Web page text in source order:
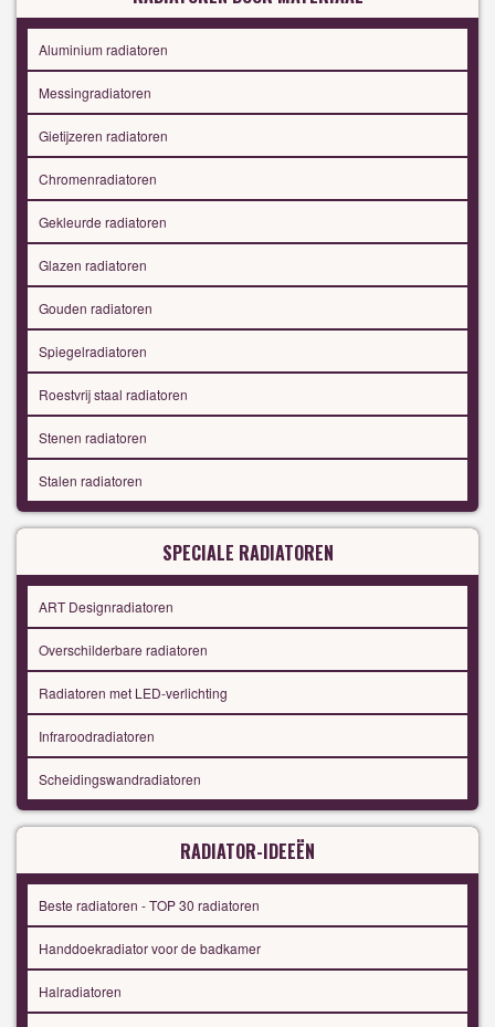
Aluminium radiatoren
Messingradiatoren
Gietijzeren radiatoren
Chromenradiatoren
Gekleurde radiatoren
Glazen radiatoren
Gouden radiatoren
Spiegelradiatoren
Roestvrij staal radiatoren
Stenen radiatoren
Stalen radiatoren
SPECIALE RADIATOREN
ART Designradiatoren
Overschilderbare radiatoren
Radiatoren met LED-verlichting
Infraroodradiatoren
Scheidingswandradiatoren
RADIATOR-IDEEËN
Beste radiatoren - TOP 30 radiatoren
Handdoekradiator voor de badkamer
Halradiatoren